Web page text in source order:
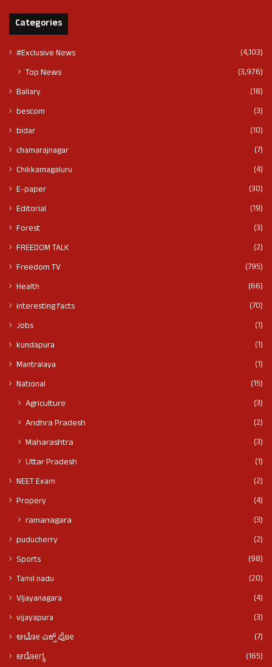
Categories
#Exclusive News (4,103)
Top News (3,976)
Ballary
(18)
bescom
(3)
bidar
(10)
chamarajnagar
(7)
Chikkamagaluru
(4)
E-paper
(30)
Editorial
(19)
Forest
(3)
FREEDOM TALK
(2)
Freedom TV
(795)
Health
(66)
interesting facts
(70)
Jobs
(1)
kundapura
(1)
Mantralaya
(1)
National
(15)
Agriculture
(3)
Andhra Pradesh
(2)
Maharashtra
(3)
Uttar Pradesh
(1)
NEET Exam
(2)
Propery
(4)
ramanagara (3)
puducherry
(2)
Sports
(98)
Tamil nadu
(20)
VIjayanagara
(4)
vijayapura
(3)
ಆಟೋ ಎಕ್ಸ್ ಪೋ
(7)
ಆರೋಗ್ಯ
(165)